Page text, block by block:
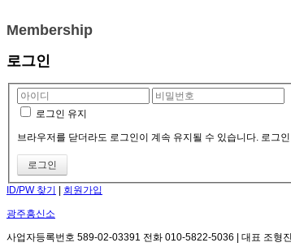
Membership
로그인
로그인 유지
브라우저를 닫더라도 로그인이 계속 유지될 수 있습니다. 로그
ID/PW 찾기 | 회원가입
광주흥신소
사업자등록번호 589-02-03391 전화 010-5822-5036 | 대표 조형